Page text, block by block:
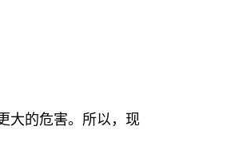
大的危害。所以，现